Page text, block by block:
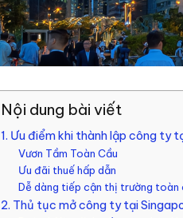
Nội dung bài viết
1. Ưu điểm khi thành lập công ty
Vươn Tầm Toàn Cầu
Ưu đãi thuế hấp dẫn
Dễ dàng tiếp cận thị trường toàn
2. Thủ tục mở công ty tại